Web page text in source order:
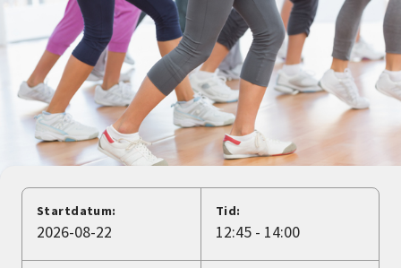
Om SV
Starta studiecirkel
Cirkelledare
Nyheter
Avdelningar
Startdatum:
2026-08-22
Tid:
12:45 - 14:00